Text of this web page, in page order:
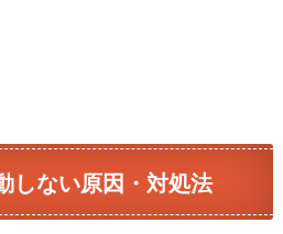
しない原因・対処法